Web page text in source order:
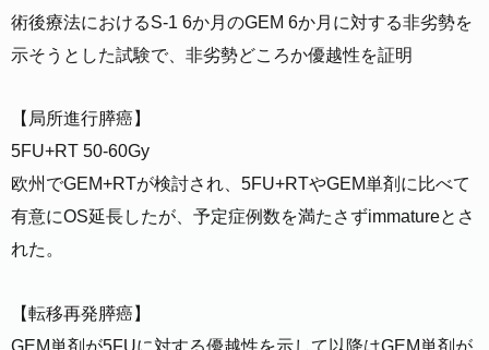
術後療法におけるS-1 6か月のGEM 6か月に対する非劣勢を
示そうとした試験で、非劣勢どころか優越性を証明
【局所進行膵癌】
5FU+RT 50-60Gy
欧州でGEM+RTが検討され、5FU+RTやGEM単剤に比べて
有意にOS延長したが、予定症例数を満たさずimmatureとさ
れた。
【転移再発膵癌】